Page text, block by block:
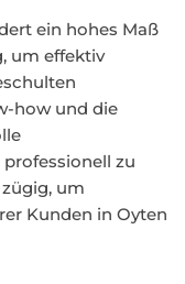
ein hohes Maß
um effektiv
how und die
zu
um
Kunden in Oyten